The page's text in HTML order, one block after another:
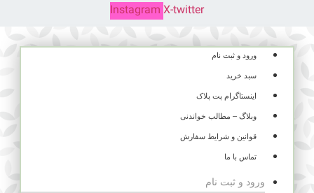
Instagram X-twitter
ورود و ثبت نام
سبد خرید
اینستاگرام پت پلاک
وبلاگ – مطالب خواندنی
قوانین و شرایط سفارش
تماس با ما
ورود و ثبت نام